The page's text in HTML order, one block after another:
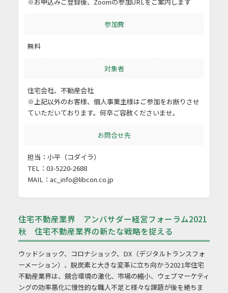
※お申込みご登録後、Zoomの参加URLをご案内します
参加費
無料
対象者
住宅会社、不動産会社
※上記以外のお客様、個人事業主様はご参加をお断りさせ
ていただいております。何卒ご容赦くださいませ。
お問合せ先
担当：小平（コダイラ）
TEL：03-5220-2688
MAIL： ac_info@libcon.co.jp
住宅不動産業界 アンバサダー経営フォーラム2021
秋 住宅不動産業界の新たな戦略を捉える
ウッドショック、コロナショック、DX（デジタルトランスフォ
ーメーション）、脱炭素と大きな変革に立ち向かう2021年住宅
不動産業界は、競合環境の激化、市場の縮小、ウェブマーケティ
ングの効率悪化に慢性的な職人不足と様々な課題が後を絶ちま